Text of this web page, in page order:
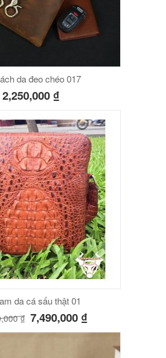
da đeo chéo 017
2,250,000 ₫
da cá sấu thật 01
₫ 7,490,000 ₫